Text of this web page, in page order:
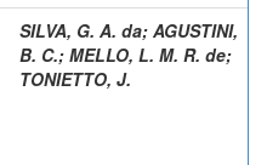
SILVA, G. A. da; AGUSTINI,
B. C.; MELLO, L. M. R. de;
TONIETTO, J.